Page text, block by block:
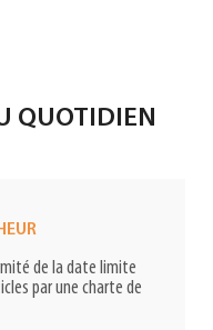
QUOTIDIEN
de la date limite
par une charte de